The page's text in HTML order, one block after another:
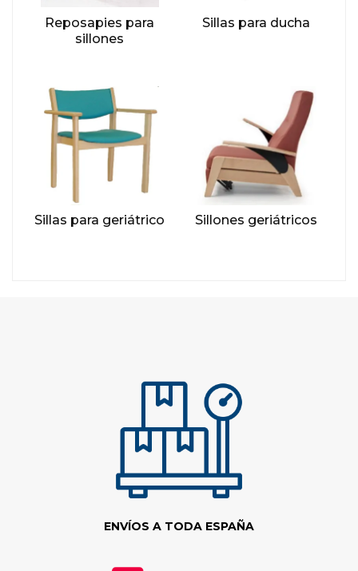
Reposapies para
sillones
Sillas para ducha
Sillas para geriátrico Sillones geriátricos
ENVÍOS A TODA ESPAÑA